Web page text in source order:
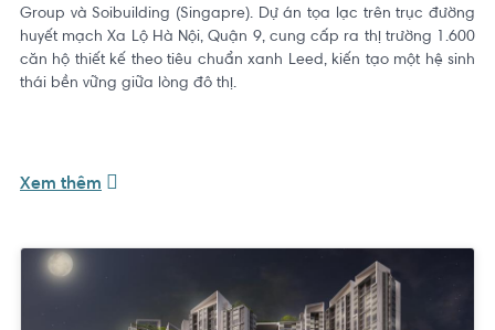
Group và Soibuilding (Singapre). Dự án tọa lạc trên trục đường
huyết mạch Xa Lộ Hà Nội, Quận 9, cung cấp ra thị trường 1.600
căn hộ thiết kế theo tiêu chuẩn xanh Leed, kiến tạo một hệ sinh
thái bền vững giữa lòng đô thị.
Xem thêm